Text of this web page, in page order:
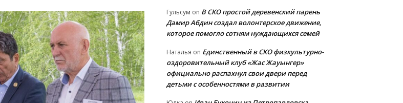
Гульсум on В СКО простой деревенский парень
Дамир Абдин создал волонтерское движение,
которое помогло сотням нуждающихся семей
Наталья on Единственный в СКО физкультурно-
оздоровительный клуб «Жас Жауынгер»
официально распахнул свои двери перед
детьми с особенностями в развитии